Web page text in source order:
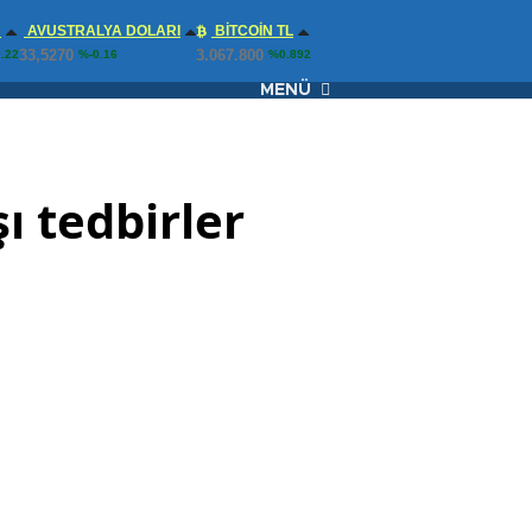
AVUSTRALYA DOLARI
33,5270 %-0.16
BITCOIN TL
3.067.800 %0.892
MENÜ
tedbirler